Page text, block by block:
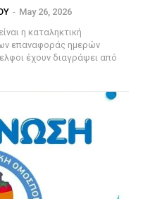
- May 26, 2026
επαναφοράς ημερών
έχουν διαγράψει από